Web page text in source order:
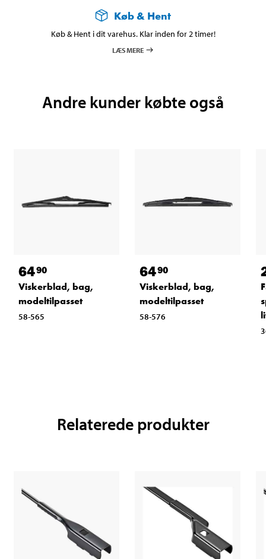
Køb & Hent
Køb & Hent i dit varehus. Klar inden for 2 timer!
LÆS MERE
Andre kunder købte også
6490
Viskerblad, bag,
modeltilpasset
58-565
6490
Viskerblad, bag,
modeltilpasset
58-576
Relaterede produkter